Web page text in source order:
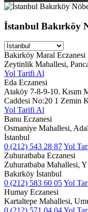
İstanbul Bakırköy
Bakırköy Maral Eczanesi
Zeytinlik Mahallesi,
Yol Tarifi Al
Eda Eczanesi
Ataköy 7-8-9-10. Kısım
Caddesi No:20 1 Zemin
Yol Tarifi Al
Banu Eczanesi
Osmaniye Mahallesi,
İstanbul
0 (212) 543 28 87Yol
Zuhuratbaba Eczanesi
Zuhuratbaba Mahallesi,
Bakırköy İstanbul
0 (212) 583 60 05Yol
Humay Eczanesi
Kartaltepe Mahallesi,